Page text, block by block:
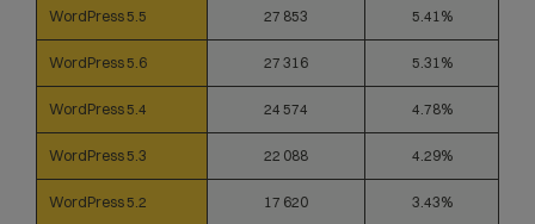
WordPress 5.5 27 853 5.41%
WordPress 5.6 27 316 5.31%
WordPress 5.4 24 574 4.78%
WordPress 5.3 22 088 4.29%
WordPress 5.2 17 620 3.43%